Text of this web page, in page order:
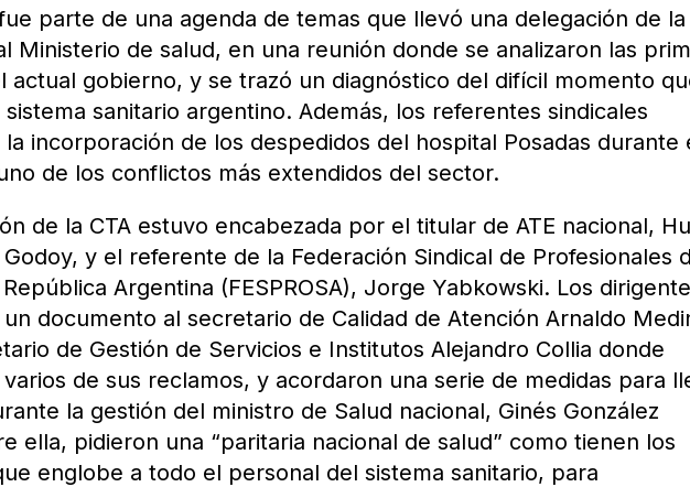
parte de una agenda de temas que llevó una delegación de la
Ministerio de salud, en una reunión donde se analizaron las
actual gobierno, y se trazó un diagnóstico del difícil momento
sistema sanitario argentino. Además, los referentes sindicales
incorporación de los despedidos del hospital Posadas durante
de los conflictos más extendidos del sector.
de la CTA estuvo encabezada por el titular de ATE nacional,
Godoy, y el referente de la Federación Sindical de Profesionales
Argentina (FESPROSA), Jorge Yabkowski. Los
documento al secretario de Calidad de Atención Arnaldo
de Gestión de Servicios e Institutos Alejandro Collia donde
de sus reclamos, y acordaron una serie de medidas para
la gestión del ministro de Salud nacional, Ginés González
ella, pidieron una “paritaria nacional de salud” como tienen los
englobe a todo el personal del sistema sanitario, para